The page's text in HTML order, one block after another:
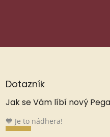
Dotazník
Jak se Vám líbí nový
🧡 Je to nádhera!